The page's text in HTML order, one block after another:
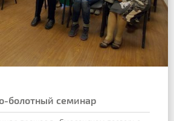
болотный семинар